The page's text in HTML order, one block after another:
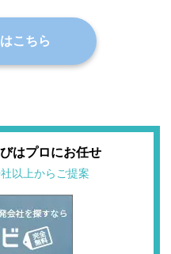
こちら
はプロにお任せ
以上からご提案